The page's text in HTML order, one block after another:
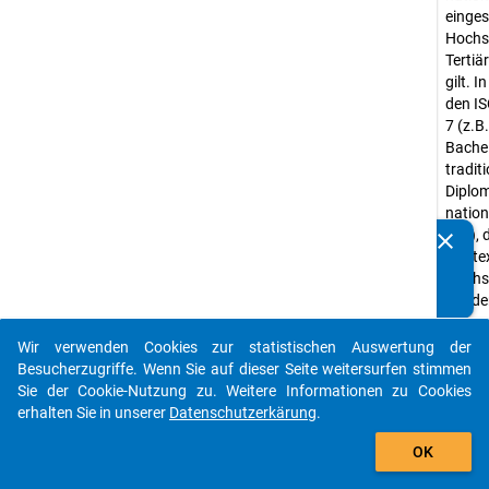
gilt. In
den
7
etc.),
kurze
clear
auto_stories
add_shopping_cart
Wir verwenden Cookies zur statistischen Auswertung der
Besucherzugriffe. Wenn Sie auf dieser Seite weitersurfen stimmen
Sie der Cookie-Nutzung zu. Weitere Informationen zu Cookies
erhalten Sie in unserer Datenschutzerkärung.
OK